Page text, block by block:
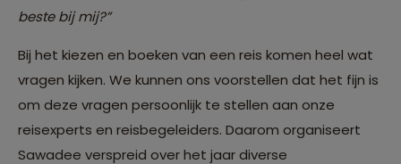
beste bij mij?”
Bij het kiezen en boeken van een reis komen heel wat
vragen kijken. We kunnen ons voorstellen dat het fijn is
om deze vragen persoonlijk te stellen aan onze
reisexperts en reisbegeleiders. Daarom organiseert
Sawadee verspreid over het jaar diverse